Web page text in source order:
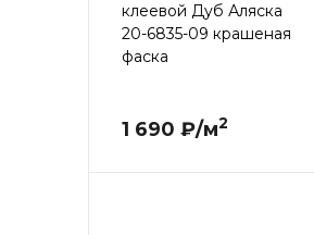
клеевой Дуб Аляска
20-6835-09 крашеная
фаска
1 690 ₽/м2